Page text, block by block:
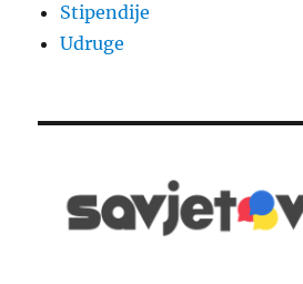
Stipendije
Udruge